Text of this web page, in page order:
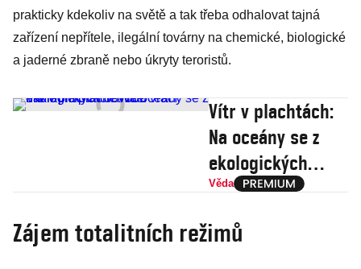
prakticky kdekoliv na světě a tak třeba odhalovat tajná
zařízení nepřítele, ilegální továrny na chemické, biologické
a jaderné zbraně nebo úkryty teroristů.
Vítr v plachtách:
Na oceány se z
ekologických
důvodů vrací
plachetnice
Věda
Zájem totalitních režimů